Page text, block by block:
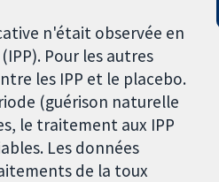
n'était observée en
Pour les autres
les IPP et le placebo.
(guérison naturelle
le traitement aux IPP
Les données
de la toux